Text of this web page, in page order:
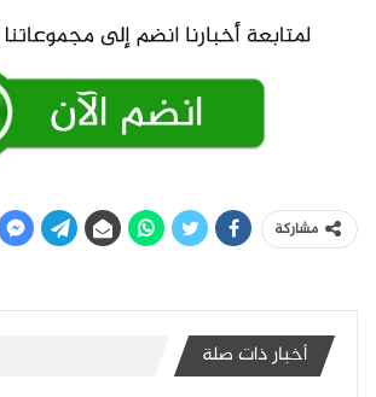
مشاركة
أخبار ذات صلة